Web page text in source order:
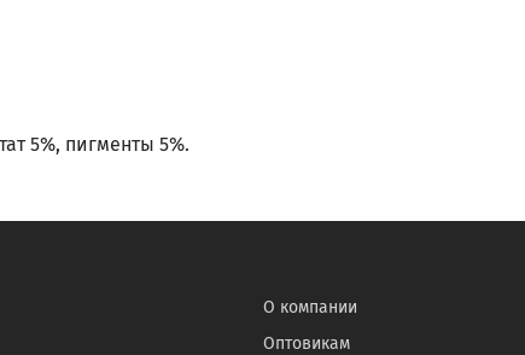
5%, пигменты 5%.
О компании
Оптовикам